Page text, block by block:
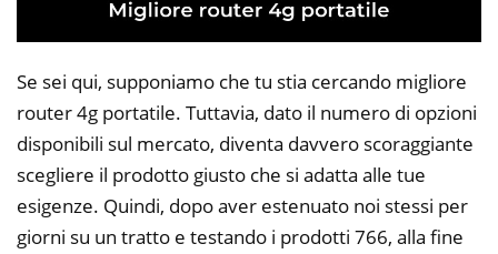
Se sei qui, supponiamo che tu stia cercando migliore
router 4g portatile. Tuttavia, dato il numero di opzioni
disponibili sul mercato, diventa davvero scoraggiante
scegliere il prodotto giusto che si adatta alle tue
esigenze. Quindi, dopo aver estenuato noi stessi per
giorni su un tratto e testando i prodotti 766, alla fine